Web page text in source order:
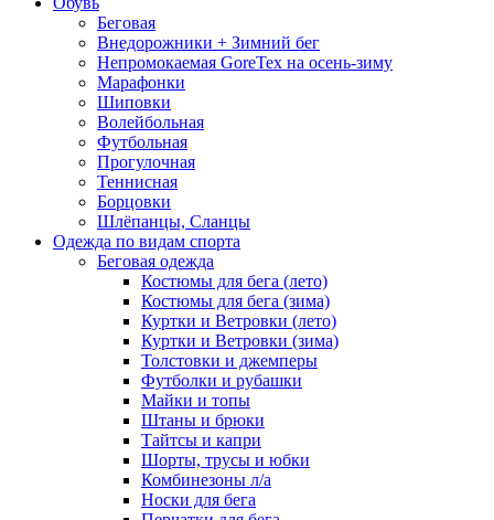
Беговая
Внедорожники + Зимний бег
Непромокаемая GoreTex на осень-зиму
Марафонки
Шиповки
Волейбольная
Футбольная
Прогулочная
Теннисная
Борцовки
Шлёпанцы, Сланцы
Одежда по видам спорта
Беговая одежда
Костюмы для бега (лето)
Костюмы для бега (зима)
Куртки и Ветровки (лето)
Куртки и Ветровки (зима)
Толстовки и джемперы
Футболки и рубашки
Майки и топы
Штаны и брюки
Тайтсы и капри
Шорты, трусы и юбки
Комбинезоны л/а
Носки для бега